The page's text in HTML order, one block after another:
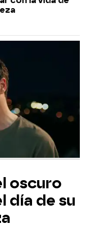
oscuro
día de su